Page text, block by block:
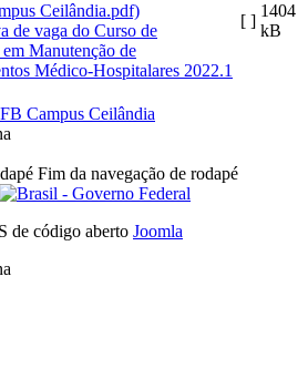
de vaga do Curso de
Manutenção de
Médico-Hospitalares 2022.1
[ ]
1404
kB
Campus Ceilândia
Fim da navegação de rodapé
de código aberto Joomla